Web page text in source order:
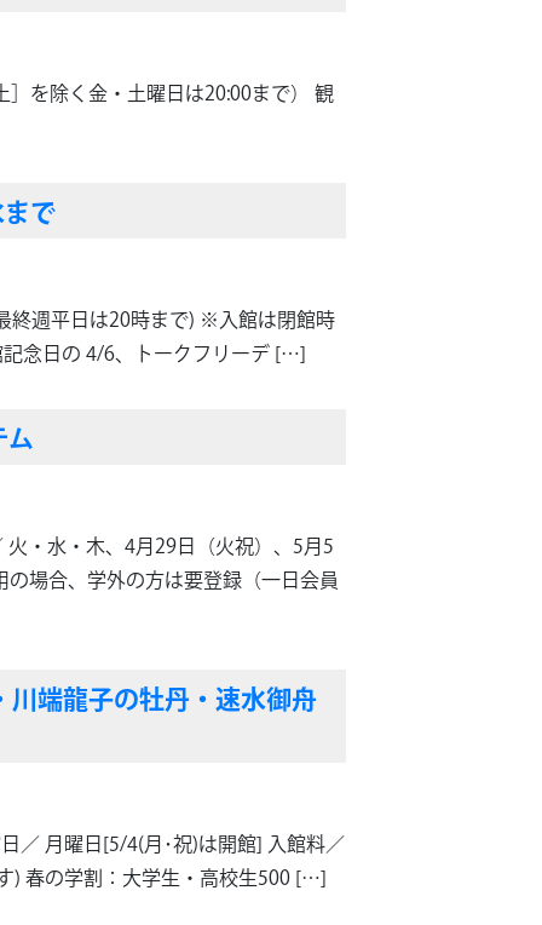
除く金・土曜日は20:00まで） 観
で
終週平日は20時まで) ※入館は閉館時
念日の 4/6、トークフリーデ […]
ム
・水・木、4月29日（火祝）、5月5
場合、学外の方は要登録（一日会員
端龍子の牡丹・速水御舟
／ 月曜日[5/4(月･祝)は開館] 入館料／
) 春の学割：大学生・高校生500 […]